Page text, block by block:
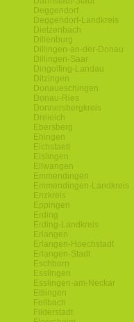
Deggendorf
Deggendorf-Landkreis
Dietzenbach
Dillenburg
Dillingen-an-der-Donau
Dillingen-Saar
Dingolfing-Landau
Ditzingen
Donaueschingen
Donau-Ries
Donnersbergkreis
Dreieich
Ebersberg
Ehingen
Eichstaett
Eislingen
Ellwangen
Emmendingen
Emmendingen-Landkreis
Enzkreis
Eppingen
Erding
Erding-Landkreis
Erlangen
Erlangen-Hoechstadt
Erlangen-Stadt
Eschborn
Esslingen
Esslingen-am-Neckar
Ettlingen
Fellbach
Filderstadt